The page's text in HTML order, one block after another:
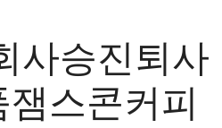
사승진퇴사
스콘커피